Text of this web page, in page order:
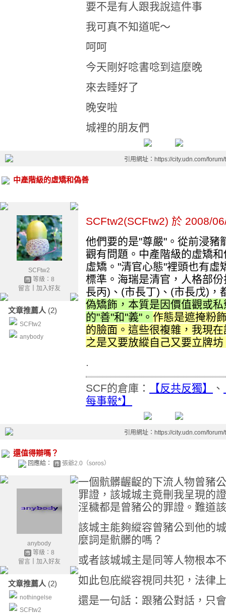
要不是有人跟我說這件事
我可真不知道呢～
呵呵
今天剛好唸書唸到這麼晚
來去睡好了
晚安啦
城裡的朋友們
引用網址：https://city.udn.com/
中產階級的虛矯和偽善
SCFtw2
等級：8
留言｜ 加入好友
文章推薦人 (2)
SCFtw2
anybody
SCFtw2(SCFtw2) 於 2008/
他們要的是"尊嚴"。從前浸豬
觀有問題。中產階級的虛矯
虛矯。"清官心態"裡頭也有虛
標準。海瑞是清官，人格部
長丙)、(市長丁)、(市長戊)，
偽矯飾，本質是因價值觀或
的"善"和"義"。 作態是遮掩粉
的臉面。這些很複雜，我現
之是又要放縱自己又要立牌
.
SCF的倉庫： 【反共反獨】 、
每事報*】
引用網址：https://city.udn.com/
還值得辯嗎？
回應給： 張爺2.0（soros）
anybody
等級：8
留言｜ 加入好友
文章推薦人 (2)
nothingelse
SCFtw2
一個骯髒齷齪的下流人物曾豬
罪證，該城城主竟刪我呈現的
淫穢都是曾豬公的罪證。難道
該城主能夠縱容曾豬公到他的
麼詞是骯髒的嗎？
或者該城城主是同等人物根本
如此包庇縱容視同共犯，法律
還是一句話：跟豬公對話，只